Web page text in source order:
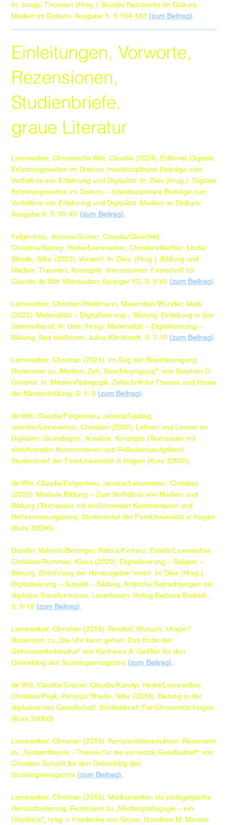
In: Junge, Thorsten (Hrsg.): Soziale Netzwerke im Diskurs.
Medien im Diskurs: Ausgabe 1, S.164-182 (zum Beitrag).
Einleitungen, Vorworte,
Rezensionen,
Studienbriefe,
graue Literatur
Leineweber, Christian/de Witt, Claudia (2024): Editorial: Digitale
Erfahrungswelten im Diskurs: Interdisziplinäre Beiträge zum
Verhältnis von Erfahrung und Digitalität. In: Dies (Hrsg.): Digitale
Erfahrungswelten im Diskurs – Interdisziplinäre Beiträge zum
Verhältnis von Erfahrung und Digitalität. Medien im Diskurs:
Ausgabe 6, S. VII-XV (zum Beitrag).
Felgentreu, Jessica/Grüner, Claudia/Gloerfeld,
Christina/Karolyi, Heike/Leineweber, Christian/Weßler, Linda/
Wrede, Silke (2023). Vorwort. In: Dies. (Hrsg.). Bildung und
Medien: Theorien, Konzepte, Innovationen. Festschrift für
Claudia de Witt. Wiesbaden: Springer VS, S. V-VII (zum Beitrag).​
Leineweber, Christian/Waldmann, Maximilian/Wunder, Maik
(2023). Materialität – Digitalisierung – Bildung. Einleitung in den
Sammelband. In: Dies (Hrsg). Materialität – Digitalisierung –
Bildung. Bad Heilbrunn: Julius Klinkhardt, S. 7-10 (zum Beitrag).
​Leineweber, Christian (2021). Im Sog der Beschleunigung.
Rezension zu „Medien, Zeit, Beschleunigung", von Stephan O.
Görland. In: MedienPädagogik: Zeitschrift für Theorie und Praxis
der Medienbildung, S. 1–8 (zum Beitrag).
de Witt, Claudia/Felgentreu, Jessica/Leidag,
Jennifer/Leineweber, Christian (2020): Lehren und Lernen im
Digitalen: Grundlagen, Ansätze, Konzepte (Textreader mit
einführenden Kommentaren und Reflexionsaufgaben).
Studienbrief der FernUniversität in Hagen (Kurs 33095).
de Witt, Claudia/Felgentreu, Jessica/Leineweber, Christian
(2020): Mediale Bildung – Zum Verhältnis von Medien und
Bildung (Textreader mit einführenden Kommentaren und
Reflexionsaufgaben). Studienbrief der FernUniversität in Hagen
(Kurs 33096).​
Dander, Valentin/Bettinger, Patrick/Ferraro, Estella/Leineweber,
Christian/Rummler, Klaus (2020). Digitalisierung – Subjekt –
Bildung. Einführung der Herausgeber*innen. In: Dies (Hrsg.).
Digitalisierung – Subjekt – Bildung. Kritische Betrachtungen der
digitalen Transformation. Leverkusen: Verlag Barbara Budrich,
S. 9-18 (zum Beitrag).
Leineweber, Christian (2019). Realität, Wunsch, Utopie?
Rezension zu „Die Uhr kann gehen. Das Ende der
Gehorsamkeitskultur“ von Karlheinz A. Geißler für den
Onlineblog des Soziologiemagazins (zum Beitrag).
de Witt, Claudia/Grüner, Claudia/Karolyi, Heike/Leineweber,
Christian/Psyk, Patrycja/ Wrede, Silke (2018). Bildung in der
digitalisierten Gesellschaft. Studienbrief: Fern­Universität Hagen
(Kurs 33060).
Leineweber, Christian (2018). Komplexitätsreduktion. Rezension
zu „Systemtheorie - Theorie für die vernetzte Gesellschaft“ von
Christian Schuldt für den Onlineblog des
Soziologiemagazins (zum Beitrag).
Leineweber, Christian (2015). Medienwelten als pädagogische
Herausforderung. Rezension zu „Medienpädagogik – ein
Überblick", hrsg. v. Friederike von Gross, Dorothee M. Meister